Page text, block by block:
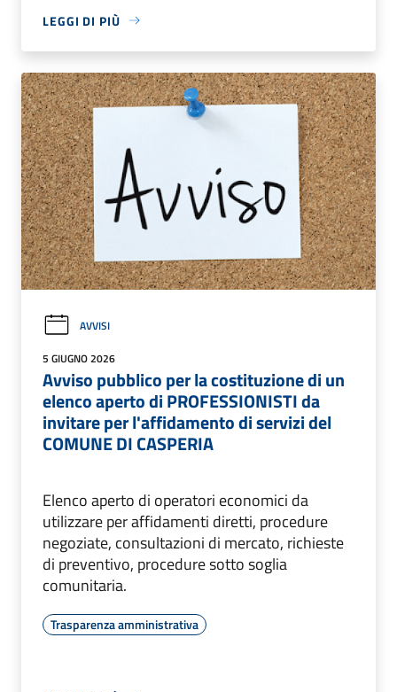
LEGGI DI PIÙ
AVVISI
5 GIUGNO 2026
Avviso pubblico per la costituzione di un
elenco aperto di PROFESSIONISTI da
invitare per l'affidamento di servizi del
COMUNE DI CASPERIA
Elenco aperto di operatori economici da
utilizzare per affidamenti diretti, procedure
negoziate, consultazioni di mercato, richieste
di preventivo, procedure sotto soglia
comunitaria.
Trasparenza amministrativa